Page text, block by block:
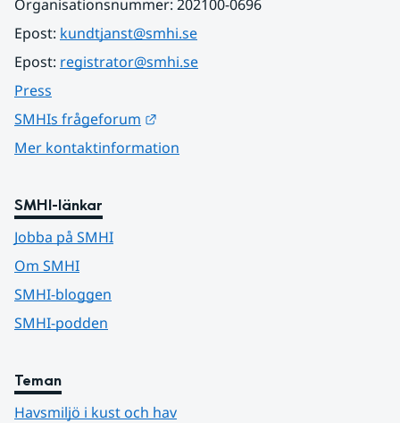
Organisationsnummer: 202100-0696
Epost: kundtjanst@smhi.se
Epost: registrator@smhi.se
Press
SMHIs frågeforum
Mer kontaktinformation
SMHI-länkar
Jobba på SMHI
Om SMHI
SMHI-bloggen
SMHI-podden
Teman
Havsmiljö i kust och hav